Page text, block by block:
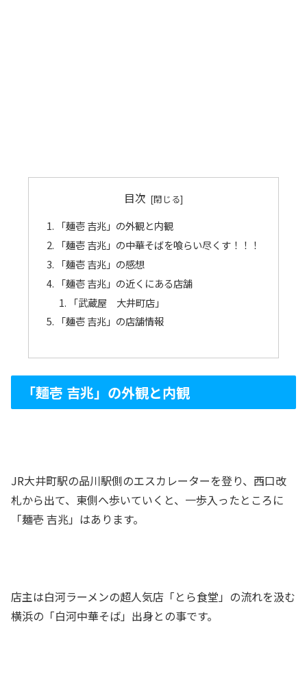
目次
「麺壱 吉兆」の外観と内観
「麺壱 吉兆」の中華そばを喰らい尽くす！！！
「麺壱 吉兆」の感想
「麺壱 吉兆」の近くにある店舗
「武蔵屋 大井町店」
「麺壱 吉兆」の店舗情報
「麺壱 吉兆」の外観と内観
JR大井町駅の品川駅側のエスカレーターを登り、西口改
札から出て、東側へ歩いていくと、一歩入ったところに
「麺壱 吉兆」はあります。
店主は白河ラーメンの超人気店「とら食堂」の流れを汲む
横浜の「白河中華そば」出身との事です。